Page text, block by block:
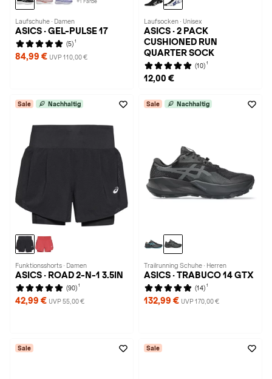
+1 Farbe
Laufschuhe · Damen
ASICS · GEL-PULSE 17
(5) 1
84,99 € UVP 110,00 €
Laufsocken · Unisex
ASICS · 2 PACK
CUSHIONED RUN
QUARTER SOCK
(10) 1
12,00 €
Sale Nachhaltig
Funktionsshorts · Damen
ASICS · ROAD 2-N-1 3.5IN
(90) 1
42,99 € UVP 55,00 €
Sale Nachhaltig
Trailrunning Schuhe · Herren
ASICS · TRABUCO 14 GTX
(14) 1
132,99 € UVP 170,00 €
Sale Sale